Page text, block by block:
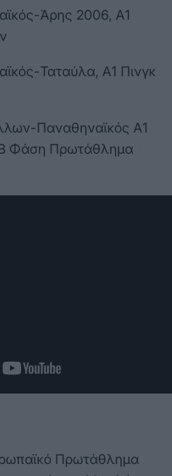
Άρης 2006, Α1
Ταταύλα, Α1 Πινγκ
Παναθηναϊκός Α1
Β Φάση Πρωτάθλημα
Πρωτάθλημα